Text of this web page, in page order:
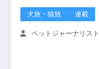
犬旅・猫旅 連載
ペットジャーナリス